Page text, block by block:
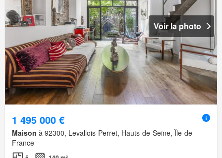
Voir la photo
1 495 000 €
Maison à 92300, Levallois-Perret, Hauts-de-Seine, Île-de-
France